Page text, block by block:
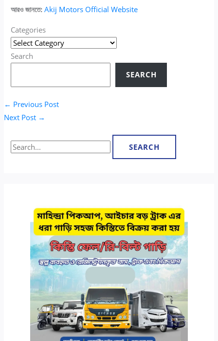
আরও জানতে: Akij Motors Official Website
Categories
Search
SEARCH
← Previous Post
Next Post →